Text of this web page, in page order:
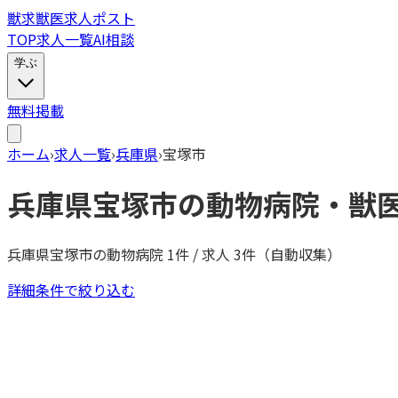
獣求獣医求人ポスト
TOP求人一覧AI相談
学ぶ
無料掲載
ホーム›求人一覧›兵庫県›宝塚市
兵庫県宝塚市の動物病院・獣
兵庫県宝塚市の動物病院 1件 / 求人 3件（自動収集）
詳細条件で絞り込む